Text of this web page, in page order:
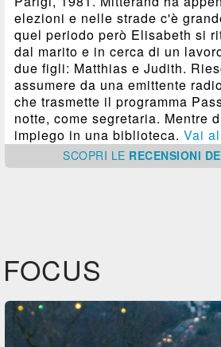
elezioni e nelle strade c'è
quel periodo però Elisabeth si
dal marito e in cerca di un
due figli: Matthias e Judith.
assumere da una emittente
che trasmette il programma
notte, come segretaria. Mentre
impiego in una biblioteca.Vai
SCOPRI LE RECENSIONI
FOCUS